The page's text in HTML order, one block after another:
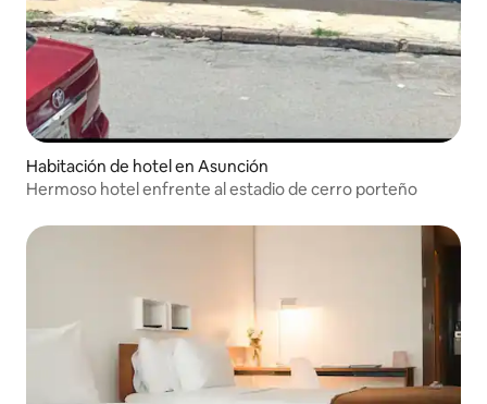
Habitación de hotel en Asunción
Hermoso hotel enfrente al estadio de cerro porteño